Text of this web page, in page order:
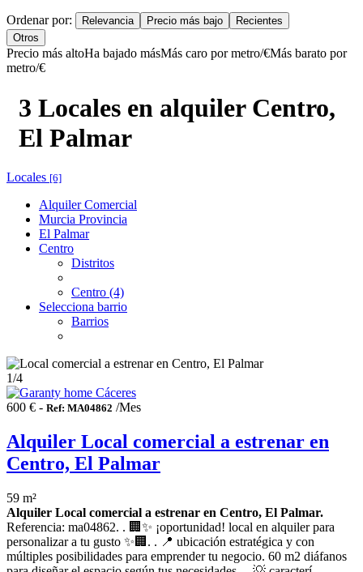
Ordenar por: Relevancia Precio más bajo
Recientes
Otros
Precio más altoHa bajado másMás caro por metro/€Más barato por
metro/€
3 Locales en alquiler Centro,
El Palmar
Locales [6]
Alquiler Comercial
Murcia Provincia
El Palmar
Centro
Distritos
Centro (4)
Selecciona barrio
Barrios
1/4
600 € - Ref: MA04862 /Mes
Alquiler Local comercial a estrenar en
Centro, El Palmar
59 m²
Alquiler Local comercial a estrenar en Centro, El Palmar.
Referencia: ma04862. . 🏢✨ ¡oportunidad! local en alquiler para
personalizar a tu gusto ✨🏢. . 📍 ubicación estratégica y con
múltiples posibilidades para emprender tu negocio. 60 m2 diáfanos